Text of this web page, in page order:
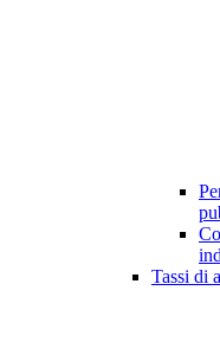
Tassi di